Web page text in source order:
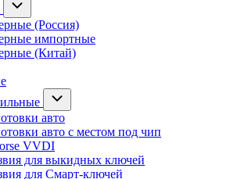
(Россия)
импортные
(Китай)
авто
авто с местом под чип
VVDI
для выкидных ключей
для Смарт-ключей